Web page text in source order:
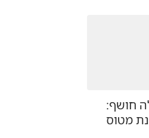
חושף:
מטוס